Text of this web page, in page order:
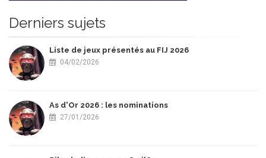
Derniers sujets
Liste de jeux présentés au FIJ 2026
04/02/2026
As d'Or 2026 : les nominations
27/01/2026